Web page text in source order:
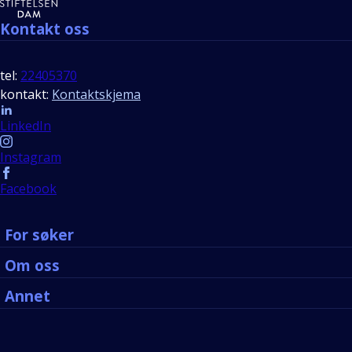
Kontakt oss
tel: 22405370
kontakt: Kontaktskjema
Follow us
LinkedIn
Instagram
Facebook
For søker
Om oss
Annet